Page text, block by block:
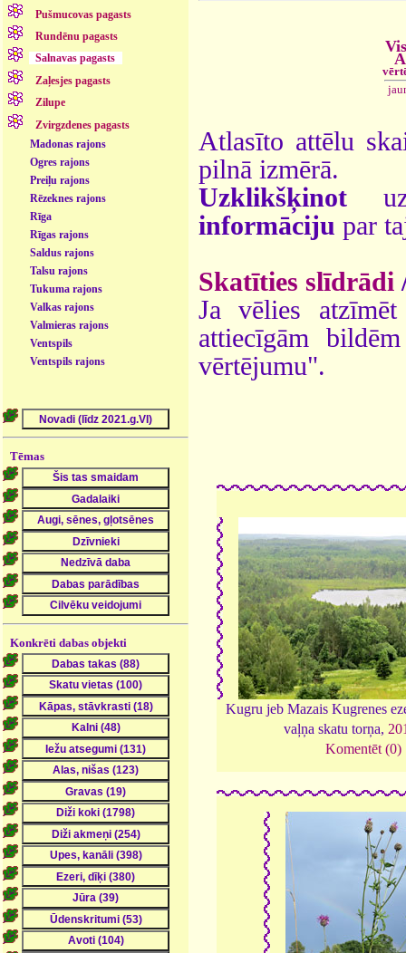
Pušmucovas pagasts
Rundēnu pagasts
Salnavas pagasts
Zaļesjes pagasts
Zilupe
Zvirgzdenes pagasts
Madonas rajons
Ogres rajons
Preiļu rajons
Rēzeknes rajons
Rīga
Rīgas rajons
Saldus rajons
Talsu rajons
Tukuma rajons
Valkas rajons
Valmieras rajons
Ventspils
Ventspils rajons
Tēmas
Konkrēti dabas objekti
Atlasīto attēlu
pilnā izmērā.
Uzklikšķinot
informāciju par
Skatīties slīdrādi
Ja vēlies
attiecīgām
vērtējumu".
Kugru jeb Mazais Kugrenes
vaļņa skatu torņa,
Komentēt (0)